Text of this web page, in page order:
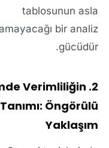
tablosunun asla
bir analiz
gücüdür.
Verimliliğin
Öngörülü
Yaklaşım